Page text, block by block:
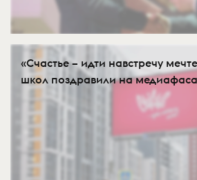
«Счастье – идти навстречу
школ поздравили на